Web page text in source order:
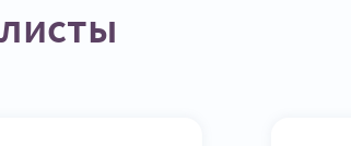
Катеджель + контроль)